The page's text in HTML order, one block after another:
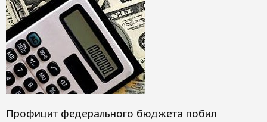
Профицит федерального бюджета побил